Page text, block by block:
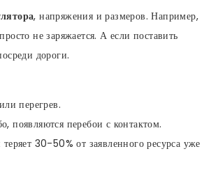
, напряжения и размеров. Например,
не заряжается. А если поставить
дороги.
перегрев.
появляются перебои с контактом.
30-50% от заявленного ресурса уже